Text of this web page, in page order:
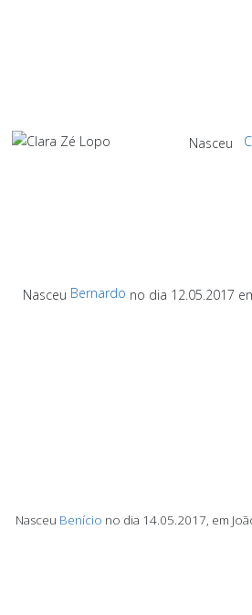
Nasceu
Nasceu Bernardo no dia 12.05.2017
Nasceu Benício no dia 14.05.2017, em